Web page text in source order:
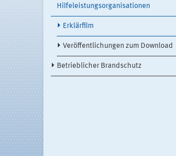
Hilfeleistungsorganisationen
Erklärfilm
Veröffentlichungen zum Download
Betrieblicher Brandschutz